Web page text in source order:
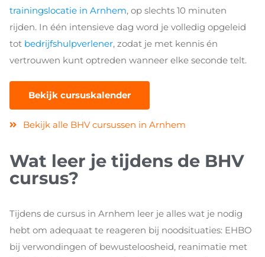
trainingslocatie in Arnhem, op slechts 10 minuten
rijden. In één intensieve dag word je volledig opgeleid
tot bedrijfshulpverlener, zodat je met kennis én
vertrouwen kunt optreden wanneer elke seconde telt.
Bekijk cursuskalender
Bekijk alle BHV cursussen in Arnhem
Wat leer je tijdens de BHV
cursus?
Tijdens de cursus in Arnhem leer je alles wat je nodig
hebt om adequaat te reageren bij noodsituaties: EHBO
bij verwondingen of bewusteloosheid, reanimatie met